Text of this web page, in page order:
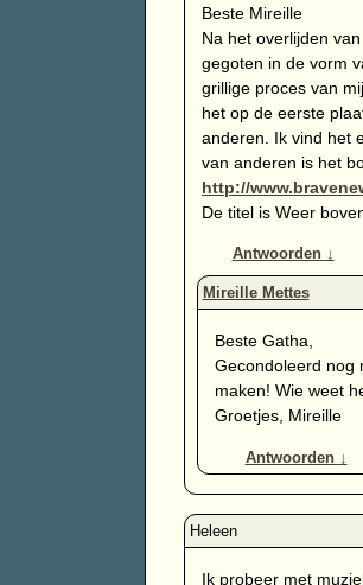
Beste Mireille
Na het overlijden
gegoten in de vorm
grillige proces van
het op de eerste
anderen. Ik vind het
van anderen is het
http://
De titel is Weer
Antwoorden ↓
Beste Gatha,
Gecondoleerd nog
maken! Wie weet
Groetjes, Mireille
Antwoorden ↓
Ik probeer met